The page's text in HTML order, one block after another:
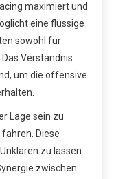
maximiert und
eine flüssige
sowohl für
Verständnis
um die offensive
Lage sein zu
Diese
zu lassen
zwischen